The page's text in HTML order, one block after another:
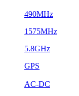
490MHz
1575MHz
5.8GHz
GPS
AC-DC